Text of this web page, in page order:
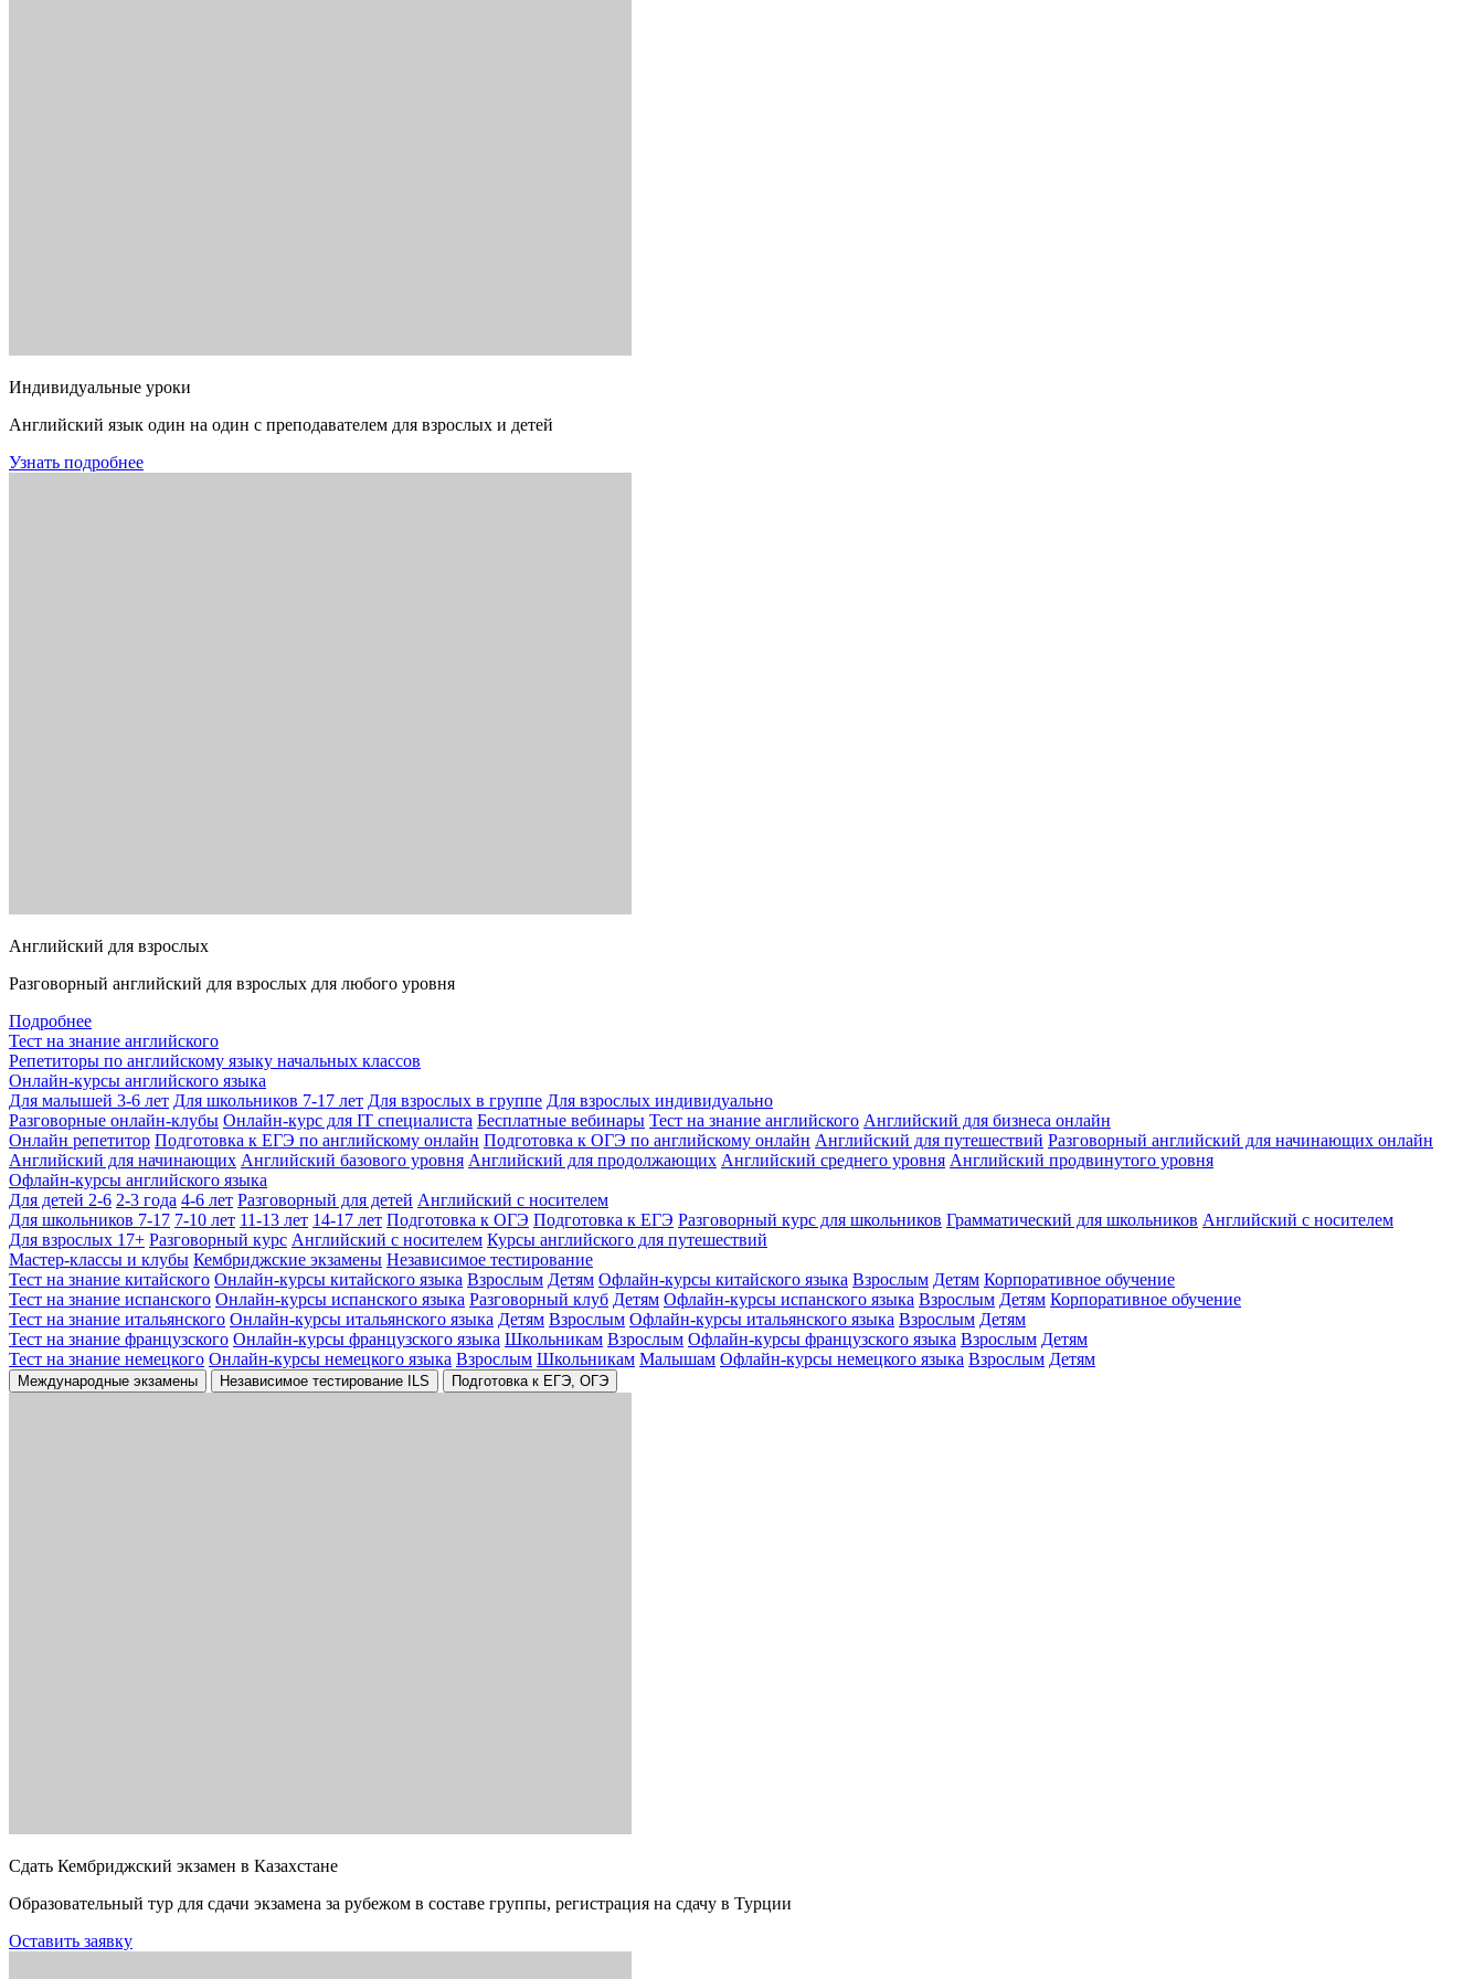
Индивидуальные уроки
Английский язык один на один с преподавателем для взрослых и детей
Узнать подробнее
Английский для взрослых
Разговорный английский для взрослых для любого уровня
Подробнее
Тест на знание английского
Репетиторы по английскому языку начальных классов
Онлайн-курсы английского языка
Для малышей 3-6 лет Для школьников 7-17 лет Для взрослых в группе Для взрослых индивидуально
Разговорные онлайн-клубы Онлайн-курс для IT специалиста Бесплатные вебинары Тест на знание английского Английский для бизнеса онлайн
Онлайн репетитор Подготовка к ЕГЭ по английскому онлайн Подготовка к ОГЭ по английскому онлайн Английский для путешествий Разговорный английский для начинающих онлайн
Английский для начинающих Английский базового уровня Английский для продолжающих Английский среднего уровня Английский продвинутого уровня
Офлайн-курсы английского языка
Для детей 2-6 2-3 года 4-6 лет Разговорный для детей Английский с носителем
Для школьников 7-17 7-10 лет 11-13 лет 14-17 лет Подготовка к ОГЭ Подготовка к ЕГЭ Разговорный курс для школьников Грамматический для школьников Английский с носителем
Для взрослых 17+ Разговорный курс Английский с носителем Курсы английского для путешествий
Мастер-классы и клубы Кембриджские экзамены Независимое тестирование
Тест на знание китайского Онлайн-курсы китайского языка Взрослым Детям Офлайн-курсы китайского языка Взрослым Детям Корпоративное обучение
Тест на знание испанского Онлайн-курсы испанского языка Разговорный клуб Детям Офлайн-курсы испанского языка Взрослым Детям Корпоративное обучение
Тест на знание итальянского Онлайн-курсы итальянского языка Детям Взрослым Офлайн-курсы итальянского языка Взрослым Детям
Тест на знание французского Онлайн-курсы французского языка Школьникам Взрослым Офлайн-курсы французского языка Взрослым Детям
Тест на знание немецкого Онлайн-курсы немецкого языка Взрослым Школьникам Малышам Офлайн-курсы немецкого языка Взрослым Детям
Международные экзамены Независимое тестирование ILS Подготовка к ЕГЭ, ОГЭ
Сдать Кембриджский экзамен в Казахстане
Образовательный тур для сдачи экзамена за рубежом в составе группы, регистрация на сдачу в Турции
Оставить заявку